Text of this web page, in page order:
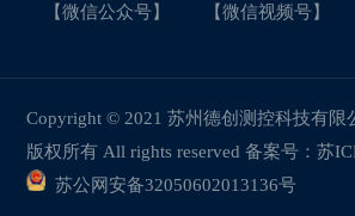
【微信公众号】 【微信视频号】
Copyright © 2021 苏州德创测控科技有限
版权所有 All rights reserved 备案号：苏
苏公网安备32050602013136号